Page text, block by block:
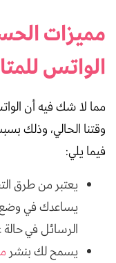
مميزات
الواتس
مما لا شك فيه أن
وقتنا الحالي، وذلك
فيما يلي:
يعتبر من طرق
يساعدك في وضع
الرسائل في
يسمح لك بنشر